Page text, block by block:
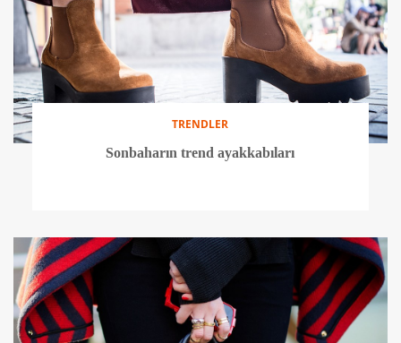
TRENDLER
Sonbaharın trend ayakkabıları